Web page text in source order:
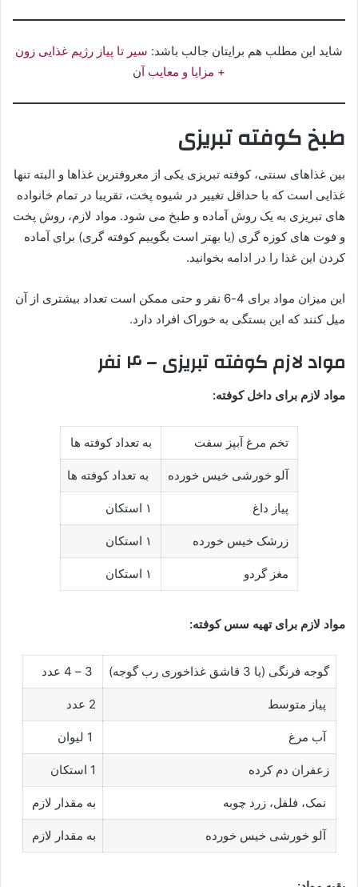
شاید این مطلب هم برایتان جالب باشد: سیر تا پیاز رژیم غذایی زون
+ مزایا و معایب آن
طبخ کوفته تبریزی
بین غذاهای سنتی،‌ کوفته تبریزی یکی از معروفترین غذاها و البته تنها
غذایی است که با حداقل تغییر در شیوه پخت، تقریبا در تمام خانواده
های تبریزی به یک روش آماده و طبخ می شود. مواد لازم، روش پخت
و فوت های کوزه گری (یا بهتر است بگوییم کوفته گری) برای آماده
کردن این غذا را در ادامه بخوانید.
این میزان مواد برای 4-6 نفر و حتی ممکن است تعداد بیشتری از آن
میل کنند که این بستگی به خوراک افراد دارد.
مواد لازم کوفته تبریزی – ۴ نفر
مواد لازم برای داخل کوفته:
تخم مرغ آبپز سفت به تعداد کوفته ها
آلو خورشی خیس خورده به تعداد کوفته ها
پیاز داغ
زرشک خیس خورده
مغز گردو
مواد لازم برای تهیه سس کوفته:
گوجه فرنگی (یا 3 قاشق غذاخوری رب گوجه)
پیاز متوسط 2 عدد
آب مرغ
زعفران دم کرده 1 استکان
نمک، فلفل، زرد چوبه به مقدار لازم
آلو خورشی خیس خورده به مقدار لازم